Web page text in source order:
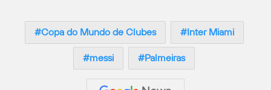
Copa do Mundo de Clubes Inter Miami
messi Palmeiras